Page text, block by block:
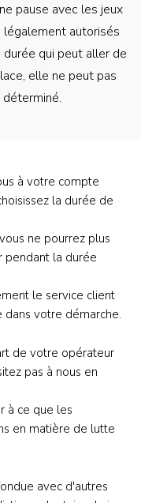
pause avec les jeux
autorisés
qui peut aller de
elle ne peut pas
à votre compte
la durée de
ne pourrez plus
pendant la durée
le service client
votre démarche.
de votre opérateur
pas à nous en
à ce que les
en matière de lutte
avec d'autres